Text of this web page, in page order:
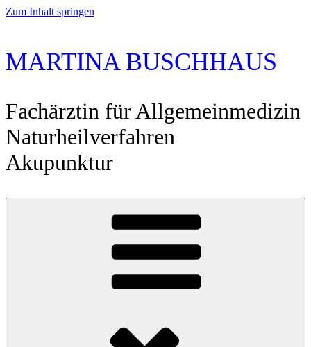
Zum Inhalt springen
MARTINA BUSCHHAUS
Fachärztin für Allgemeinmedizin